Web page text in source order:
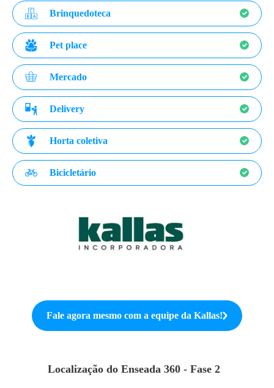
Brinquedoteca
Pet place
Mercado
Delivery
Horta coletiva
Bicicletário
Fale agora mesmo com a equipe da Kallas!
Localização do Enseada 360 - Fase 2